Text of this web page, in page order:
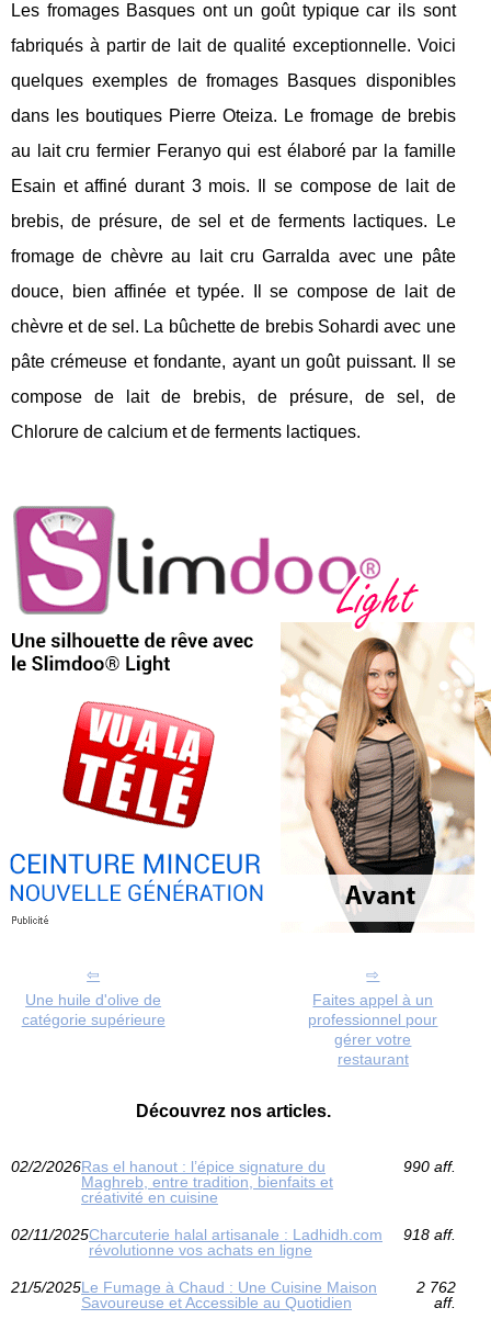
Les fromages Basques ont un goût typique car ils sont
fabriqués à partir de lait de qualité exceptionnelle. Voici
quelques exemples de fromages Basques disponibles
dans les boutiques Pierre Oteiza. Le fromage de brebis
au lait cru fermier Feranyo qui est élaboré par la famille
Esain et affiné durant 3 mois. Il se compose de lait de
brebis, de présure, de sel et de ferments lactiques. Le
fromage de chèvre au lait cru Garralda avec une pâte
douce, bien affinée et typée. Il se compose de lait de
chèvre et de sel. La bûchette de brebis Sohardi avec une
pâte crémeuse et fondante, ayant un goût puissant. Il se
compose de lait de brebis, de présure, de sel, de
Chlorure de calcium et de ferments lactiques.
Une huile d'olive de
catégorie supérieure
Faites appel à un
professionnel pour
gérer votre
restaurant
Découvrez nos articles.
02/2/2026Ras el hanout : l’épice signature du
Maghreb, entre tradition, bienfaits et
créativité en cuisine
990 aff.
02/11/2025Charcuterie halal artisanale : Ladhidh.com
révolutionne vos achats en ligne
918 aff.
21/5/2025Le Fumage à Chaud : Une Cuisine Maison
Savoureuse et Accessible au Quotidien
2 762
aff.